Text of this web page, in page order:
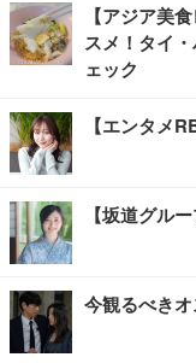
【アジア美
スメ！タイ
ェック
【エンタメ
【坂道グル
今観るべきオ